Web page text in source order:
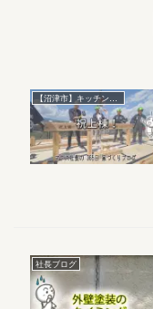
【沼津市】キッチンに集う家
社長ブログ